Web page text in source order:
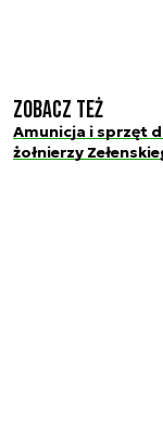
Zobacz też
Amunicja i sprzęt
żołnierzy